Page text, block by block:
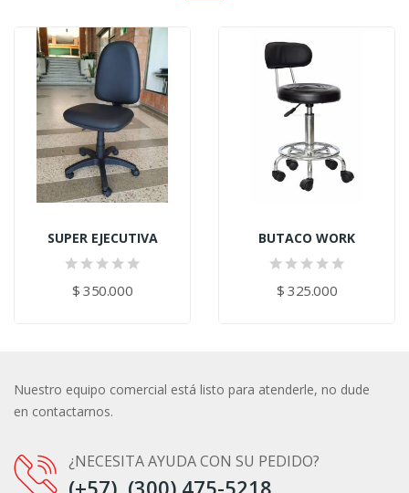
SUPER EJECUTIVA
$ 350.000
BUTACO WORK
$ 325.000
Nuestro equipo comercial está listo para atenderle, no dude
en contactarnos.
¿NECESITA AYUDA CON SU PEDIDO?
(+57) (300) 475-5218